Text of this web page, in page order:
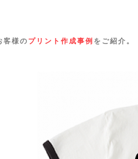
客様の プリント作成事例 をご紹介。